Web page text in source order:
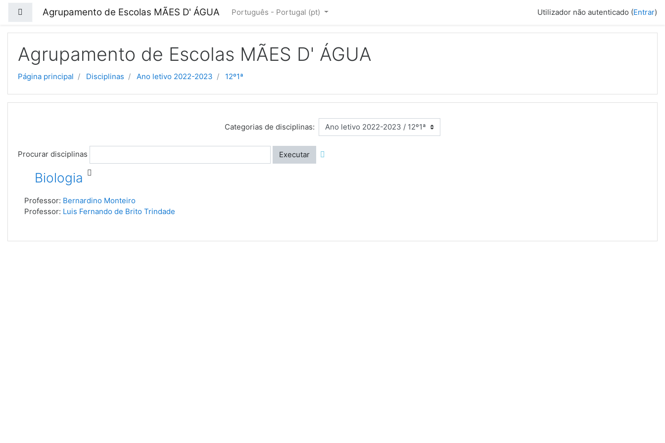
Painel lateral
Agrupamento de Escolas MÃES D' ÁGUA Português - Portugal ‎(pt)‎ Utilizador não autenticado (Entrar)
Agrupamento de Escolas MÃES D' ÁGUA
Página principal Disciplinas Ano letivo 2022-2023 12º1ª
Categorias de disciplinas:
Procurar disciplinas Executar
Biologia
Professor: Bernardino Monteiro
Professor: Luis Fernando de Brito Trindade